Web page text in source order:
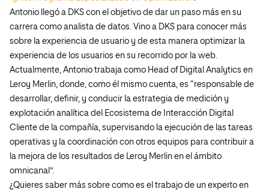
Antonio llegó a DKS con el objetivo de dar un paso más en su
carrera como analista de datos. Vino a DKS para conocer más
sobre la experiencia de usuario y de esta manera optimizar la
experiencia de los usuarios en su recorrido por la web.
Actualmente, Antonio trabaja como Head of Digital Analytics en
Leroy Merlin, donde, como él mismo cuenta, es “responsable de
desarrollar, definir, y conducir la estrategia de medición y
explotación analítica del Ecosistema de Interacción Digital
Cliente de la compañía, supervisando la ejecución de las tareas
operativas y la coordinación con otros equipos para contribuir a
la mejora de los resultados de Leroy Merlin en el ámbito
omnicanal”.
¿Quieres saber más sobre como es el trabajo de un experto en